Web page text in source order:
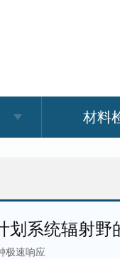
材料
划系统辐射野
极速响应